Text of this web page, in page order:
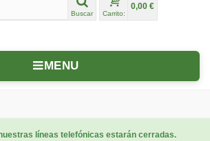
Buscar Carrito:
0,00 €
MENU
líneas telefónicas estarán cerradas.